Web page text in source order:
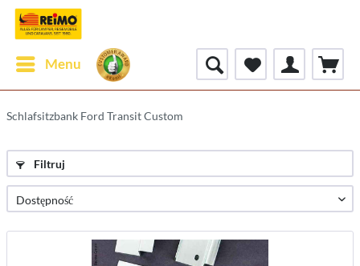
Menu
Schlafsitzbank Ford Transit Custom
Filtruj